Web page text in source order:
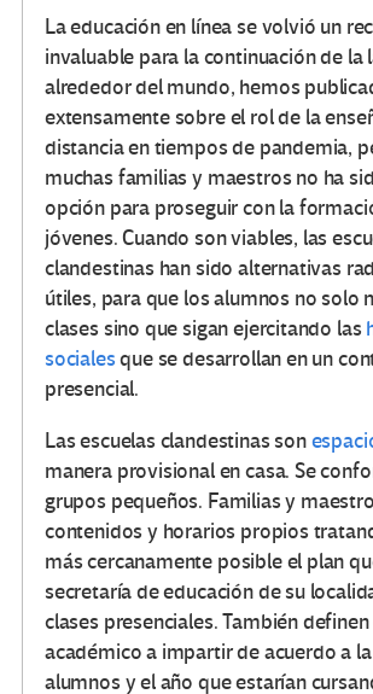
La educación en línea se volvió un
invaluable para la continuación de la
alrededor del mundo, hemos
extensamente sobre el rol de la
distancia en tiempos de pandemia,
muchas familias y maestros no ha
opción para proseguir con la
jóvenes. Cuando son viables, las
clandestinas han sido alternativas
útiles, para que los alumnos no solo
clases sino que sigan ejercitando las
socialesque se desarrollan en un
presencial.
Las escuelas clandestinas son
manera provisional en casa. Se
grupos pequeños. Familias y
contenidos y horarios propios
más cercanamente posible el plan
secretaría de educación de su
clases presenciales. También
académico a impartir de acuerdo a
alumnos y el año que estarían